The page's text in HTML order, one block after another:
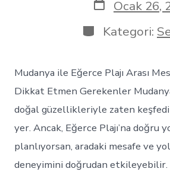
tarihi
Ocak 26,
Kategoriler
Kategori:
Mudanya ile Eğerce Plajı Arası
Dikkat Etmen Gerekenler
doğal güzellikleriyle zaten
yer. Ancak, Eğerce Plajı’na doğru
planlıyorsan, aradaki mesafe ve
deneyimini doğrudan etkileyebilir.